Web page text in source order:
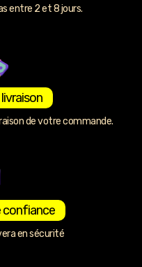
entre 2 et 8 jours.
de votre commande.
confiance
en sécurité